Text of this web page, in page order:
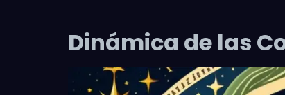
Dinámica de las